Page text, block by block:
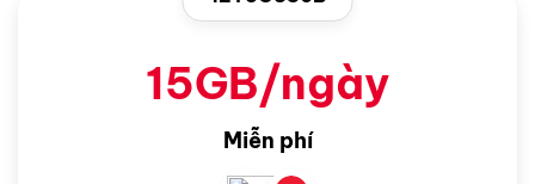
15GB/ngày
Miễn phí